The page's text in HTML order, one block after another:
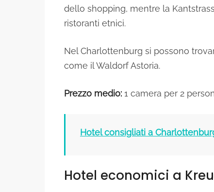
dello shopping, mentre la
ristoranti etnici.
Nel Charlottenburg si possono
come il Waldorf Astoria.
Prezzo medio: 1 camera per 2
Hotel consigliati a
Hotel economici a